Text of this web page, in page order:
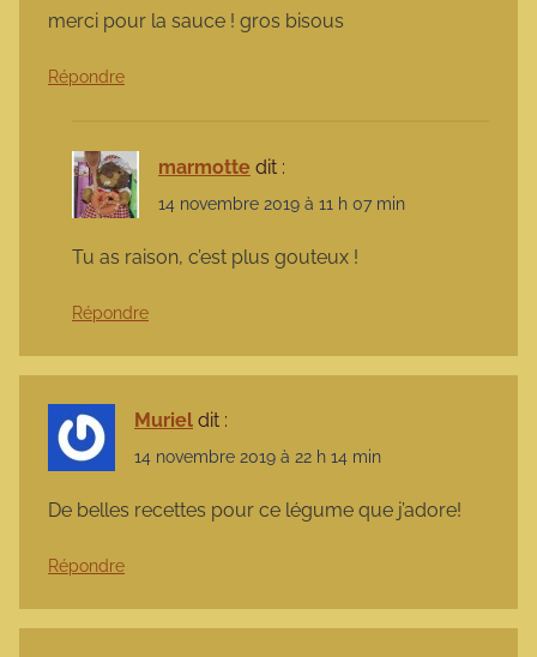
merci pour la sauce ! gros bisous
Répondre
marmotte dit :
14 novembre 2019 à 11 h 07 min
Tu as raison, c’est plus gouteux !
Répondre
Muriel dit :
14 novembre 2019 à 22 h 14 min
De belles recettes pour ce légume que j’adore!
Répondre